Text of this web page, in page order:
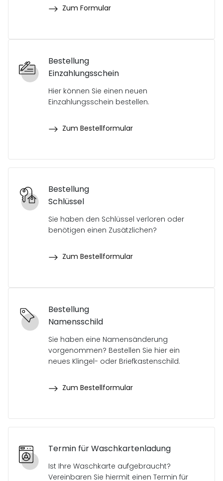
Zum Formular
Bestellung
Einzahlungsschein
Hier können Sie einen neuen
Einzahlungsschein bestellen.
Zum Bestellformular
Bestellung
Schlüssel
Sie haben den Schlüssel verloren oder
benötigen einen Zusätzlichen?
Zum Bestellformular
Bestellung
Namensschild
Sie haben eine Namensänderung
vorgenommen? Bestellen Sie hier ein
neues Klingel- oder Briefkastenschild.
Zum Bestellformular
Termin für Waschkartenladung
Ist Ihre Waschkarte aufgebraucht?
Vereinbaren Sie hiermit einen Termin für